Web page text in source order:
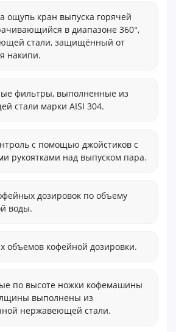
ощупь кран выпуска горячей
в диапазоне 360°,
стали, защищённый от
накипи.
фильтры, выполненные из
стали марки AISI 304.
с помощью джойстиков с
рукоятками над выпуском пара.
дозировок по объему
воды.
объемов кофейной дозировки.
по высоте ножки кофемашины
выполнены из
нержавеющей стали.